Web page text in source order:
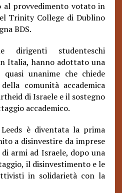
provvedimento votato in
Trinity College di Dublino
BDS.
dirigenti studenteschi
Italia, hanno adottato una
unanime che chiede
comunità accademica
di Israele e il sostegno
accademico.
è diventata la prima
a disinvestire da imprese
armi ad Israele, dopo una
il disinvestimento e le
in solidarietà con la